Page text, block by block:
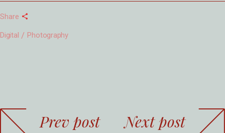
Share
Digital Photography
Prev post Next post